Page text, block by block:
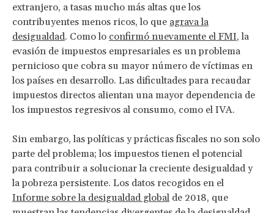
extranjero, a tasas mucho más altas que los
contribuyentes menos ricos, lo que agrava la
desigualdad. Como lo confirmó nuevamente el FMI, la
evasión de impuestos empresariales es un problema
pernicioso que cobra su mayor número de víctimas en
los países en desarrollo. Las dificultades para recaudar
impuestos directos alientan una mayor dependencia de
los impuestos regresivos al consumo, como el IVA.
Sin embargo, las políticas y prácticas fiscales no son solo
parte del problema; los impuestos tienen el potencial
para contribuir a solucionar la creciente desigualdad y
la pobreza persistente. Los datos recogidos en el
Informe sobre la desigualdad global de 2018, que